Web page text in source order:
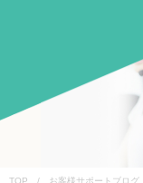
TOP / お客様サポートブロ